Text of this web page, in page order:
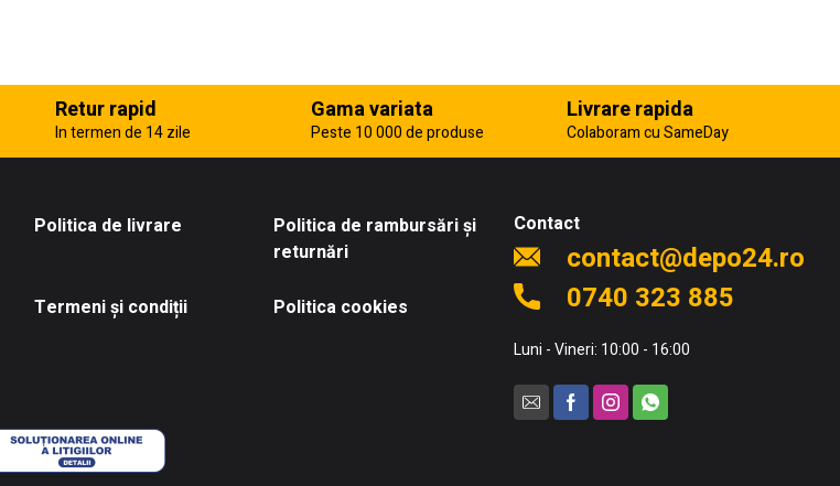
Retur rapid
In termen de 14 zile
Gama variata
Peste 10 000 de produse
Livrare rapida
Colaboram cu SameDay
Politica de livrare
Politica de rambursări și
returnări
Termeni și condiții Politica cookies
Contact
contact@depo24.ro
0740 323 885
Luni - Vineri: 10:00 - 16:00